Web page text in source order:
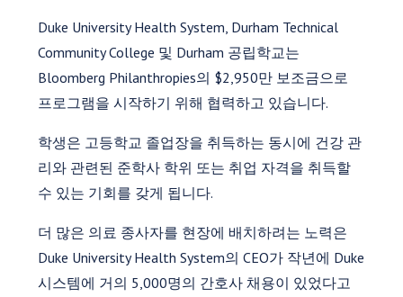
Duke University Health System, Durham Technical
Community College 및 Durham 공립학교는
Bloomberg Philanthropies의 $2,950만 보조금으로
프로그램을 시작하기 위해 협력하고 있습니다.
학생은 고등학교 졸업장을 취득하는 동시에 건강 관
리와 관련된 준학사 학위 또는 취업 자격을 취득할
수 있는 기회를 갖게 됩니다.
더 많은 의료 종사자를 현장에 배치하려는 노력은
Duke University Health System의 CEO가 작년에 Duke
시스템에 거의 5,000명의 간호사 채용이 있었다고